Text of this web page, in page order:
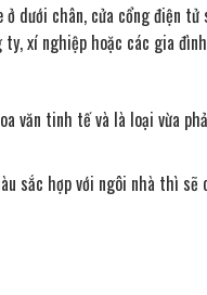
dưới chân, cửa cổng điện tử
xí nghiệp hoặc các gia
văn tinh tế và là loại vừa
sắc hợp với ngôi nhà thì sẽ